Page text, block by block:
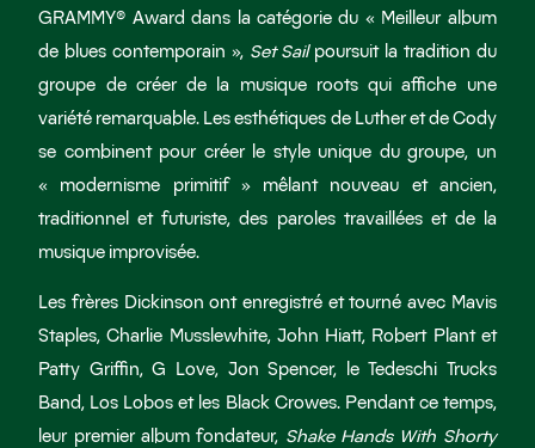
GRAMMY® Award dans la catégorie du « Meilleur album
de blues contemporain », Set Sailpoursuit la tradition du
groupe de créer de la musique roots qui affiche une
variété remarquable. Les esthétiques de Luther et de Cody
se combinent pour créer le style unique du groupe, un
« modernisme primitif » mêlant nouveau et ancien,
traditionnel et futuriste, des paroles travaillées et de la
musique improvisée.
Les frères Dickinson ont enregistré et tourné avec Mavis
Staples, Charlie Musslewhite, John Hiatt, Robert Plant et
Patty Griffin, G Love, Jon Spencer, le Tedeschi Trucks
Band, Los Lobos et les Black Crowes. Pendant ce temps,
leur premier album fondateur, Shake Hands With Shorty